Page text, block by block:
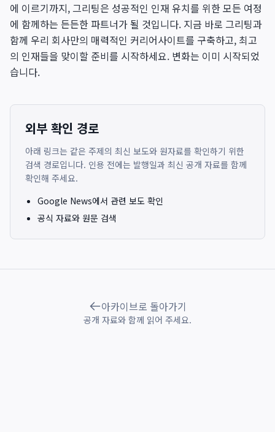
에 이르기까지, 그리팅은 성공적인 인재 유치를 위한 모든 여정
에 함께하는 든든한 파트너가 될 것입니다. 지금 바로 그리팅과
함께 우리 회사만의 매력적인 커리어사이트를 구축하고, 최고
의 인재들을 맞이할 준비를 시작하세요. 변화는 이미 시작되었
습니다.
외부 확인 경로
아래 링크는 같은 주제의 최신 보도와 원자료를 확인하기 위한
검색 경로입니다. 인용 전에는 발행일과 최신 공개 자료를 함께
확인해 주세요.
Google News에서 관련 보도 확인
공식 자료와 원문 검색
아카이브로 돌아가기
공개 자료와 함께 읽어 주세요.